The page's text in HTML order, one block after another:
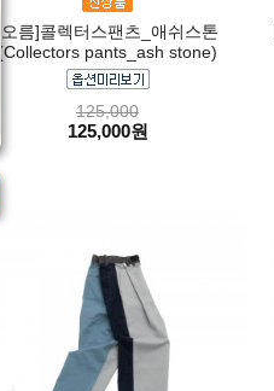
[오름]콜렉터스팬츠_애쉬스톤
(Collectors pants_ash stone)
125,000
125,000원